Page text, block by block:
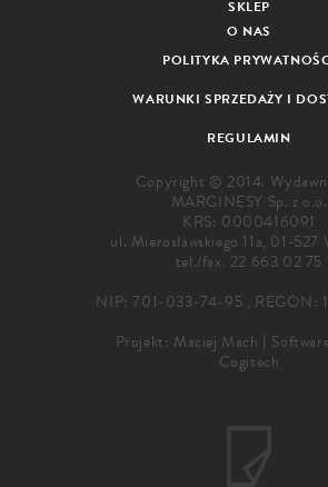
SKLEP
O NAS
POLITYKA
WARUNKI SPRZEDAŻY I
REGULAMIN
Copyright © 2014.
MARGINESY Sp. z o.o.
KRS: 0000416091
ul. Mierosławskiego 11a, 01-527
tel./fax. 22 663 02 75
NIP: 701-033-74-95 , REGON:
Projekt: Maciej Mach |
Cogitech